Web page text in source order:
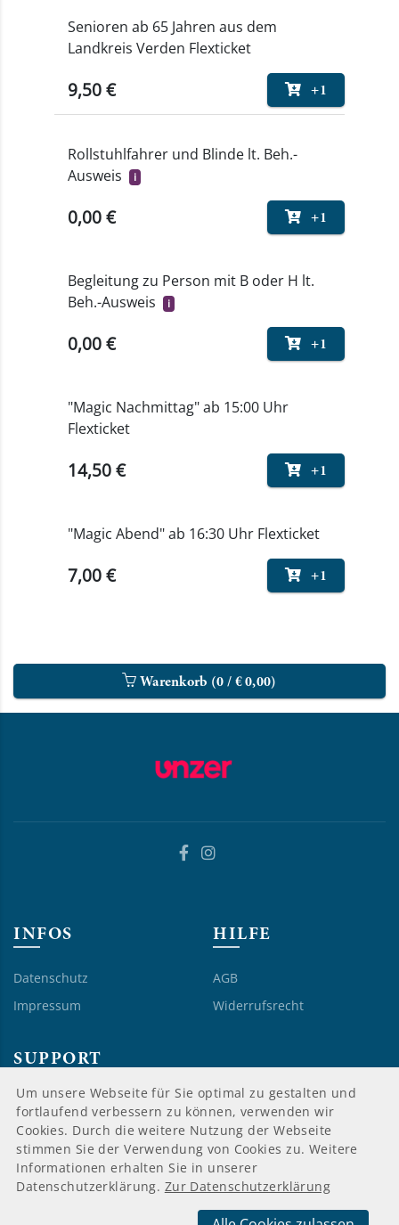
"Magic Nachmittag" ab 15:00 Uhr
Flexticket
14,50 € +1
Senioren ab 65 Jahren aus dem
Landkreis Verden Flexticket
9,50 € +1
"Magic Abend" ab 16:30 Uhr Flexticket
7,00 € +1
Begleitung zu Person mit B oder H lt.
Beh.-Ausweis
i
0,00 € +1
Rollstuhlfahrer und Blinde lt. Beh.-
Ausweis
i
0,00 € +1
Warenkorb (0/ €0,00)
INFOS
Datenschutz
Impressum
HILFE
AGB
Widerrufsrecht
SUPPORT
Mein Konto
Kundenregistrierung
Kontakt
Um unsere Webseite für Sie optimal zu gestalten und
fortlaufend verbessern zu können, verwenden wir
Cookies. Durch die weitere Nutzung der Webseite
stimmen Sie der Verwendung von Cookies zu. Weitere
Informationen erhalten Sie in unserer
Datenschutzerklärung. Zur Datenschutzerklärung